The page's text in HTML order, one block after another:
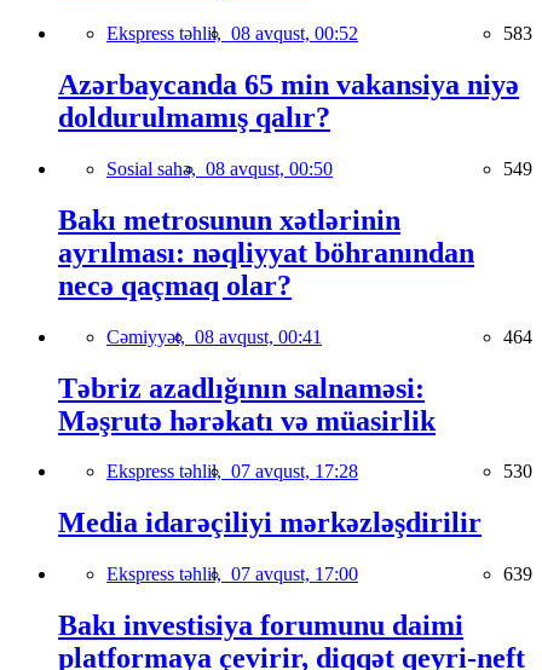
Ekspress təhlil, 08 avqust, 00:52 583
Azərbaycanda 65 min vakansiya niyə
doldurulmamış qalır?
Sosial sahə, 08 avqust, 00:50 549
Bakı metrosunun xətlərinin
ayrılması: nəqliyyat böhranından
necə qaçmaq olar?
Cəmiyyət, 08 avqust, 00:41 464
Təbriz azadlığının salnaməsi:
Məşrutə hərəkatı və müasirlik
Ekspress təhlil, 07 avqust, 17:28 530
Media idarəçiliyi mərkəzləşdirilir
Ekspress təhlil, 07 avqust, 17:00 639
Bakı investisiya forumunu daimi
platformaya çevirir, diqqət qeyri-neft